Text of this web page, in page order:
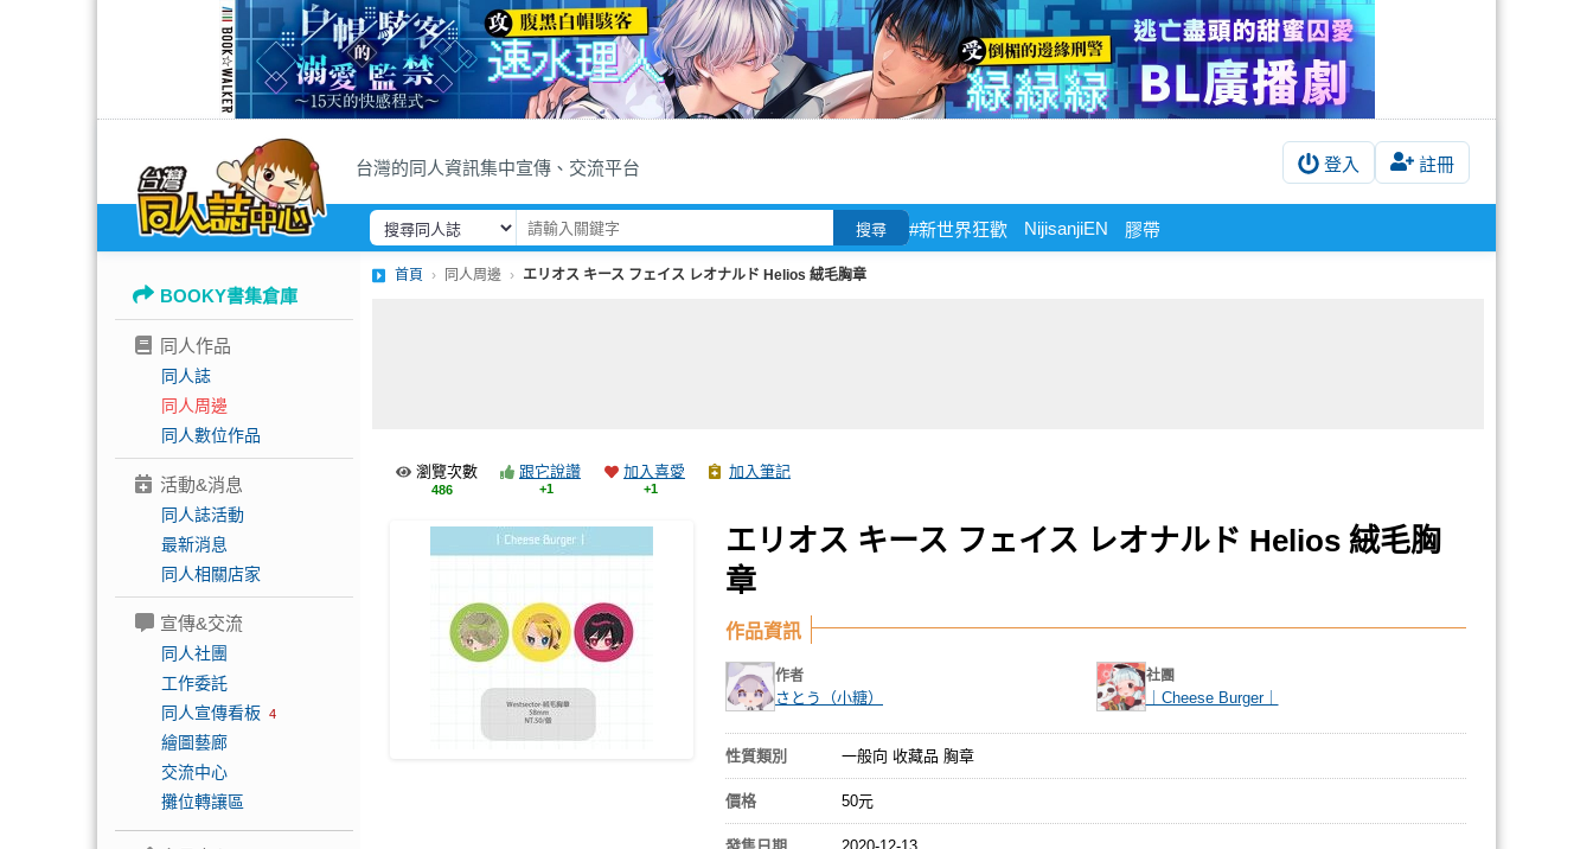
台灣的同人資訊集中宣傳、交流平台 登入 註冊
搜尋 #新世界狂歡 NijisanjiEN 膠帶
BOOKY書集倉庫
同人作品
同人誌
同人周邊
同人數位作品
活動&消息
同人誌活動
最新消息
同人相關店家
宣傳&交流
同人社團
工作委託
同人宣傳看板 4
繪圖藝廊
交流中心
攤位轉讓區
首頁 同人周邊 エリオス キース フェイス レオナルド Helios 絨毛胸章
瀏覽次數
486
跟它說讚
+1
加入喜愛
+1
加入筆記
エリオス キース フェイス レオナルド Helios 絨毛胸
章
作品資訊
作者
さとう（小糖）
社團
｜Cheese Burger｜
性質類別 一般向 收藏品 胸章
價格 50元